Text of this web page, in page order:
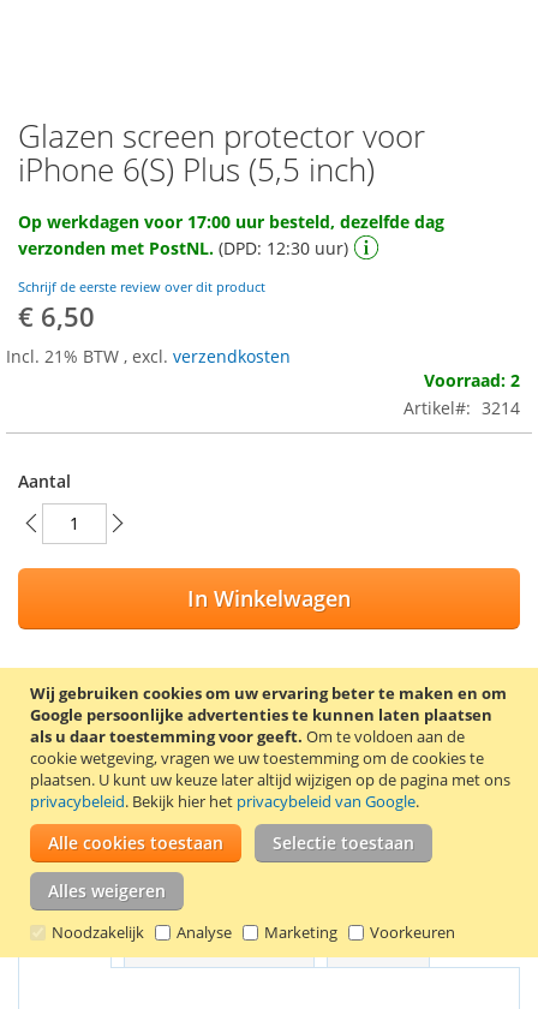
Wij gebruiken cookies om uw ervaring beter te maken en om
Google persoonlijke advertenties te kunnen laten plaatsen
als u daar toestemming voor geeft. Om te voldoen aan de
cookie wetgeving, vragen we uw toestemming om de cookies te
plaatsen. U kunt uw keuze later altijd wijzigen op de pagina met ons
privacybeleid. Bekijk hier het privacybeleid van Google.
Alle cookies toestaan Selectie toestaan
Alles weigeren
Noodzakelijk Analyse Marketing Voorkeuren
Ga
naar
het
van
de
gallerij
Glazen screen protector voor
iPhone 6(S) Plus (5,5 inch)
Op werkdagen voor 17:00 uur besteld, dezelfde dag
verzonden met PostNL. (DPD: 12:30 uur)
Schrijf de eerste review over dit product
€ 6,50
Incl. 21% BTW , excl. verzendkosten
Voorraad: 2
Artikel
3214
Aantal
In Winkelwagen
VOEG TOE AAN VERLANGLIJST
TOEVOEGEN OM TE VERGELIJKEN
Screen protector van gehard glas voor de Apple iPhone 6 Plus
en 6S Plus (5,5 inch). De screen protector wordt geleverd met
2 schoonmaakdoekjes, waarmee het scherm eerst
schoongemaakt kan worden.
Details Productkenmerken Reviews